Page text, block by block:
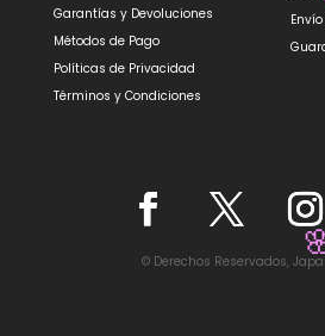
Garantías y Devoluciones
Métodos de Pago
Políticas de Privacidad
Términos y Condiciones
© Derechos Reservados,
🎋